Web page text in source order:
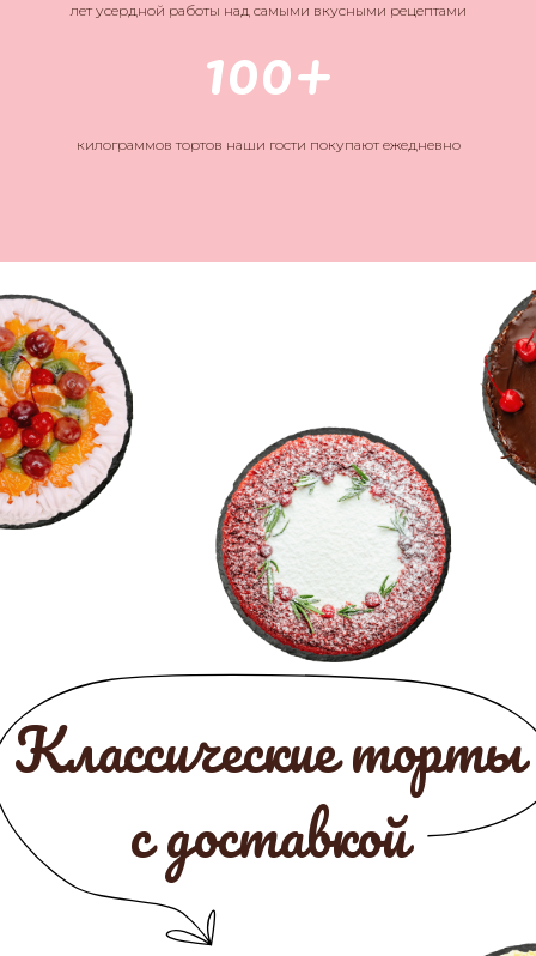
лет усердной работы над самыми вкусными рецептами
100+
килограммов тортов наши гости покупают ежедневно
ЗАКАЗАТЬ!